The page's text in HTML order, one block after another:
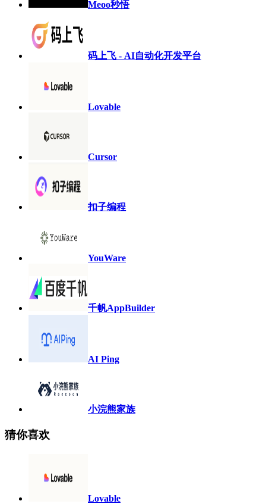
Meoo秒悟
码上飞 - AI自动化开发平台
Lovable
Cursor
扣子编程
YouWare
千帆AppBuilder
AI Ping
小浣熊家族
猜你喜欢
Lovable